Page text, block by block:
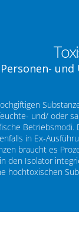
und
und/ oder
in Ex-
braucht es
den Isolator
hochtoxischen